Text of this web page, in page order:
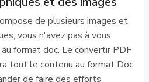
de plusieurs images et
vous n'avez pas à vous
format doc. Le convertir PDF
tout le contenu au format Doc
de faire des efforts